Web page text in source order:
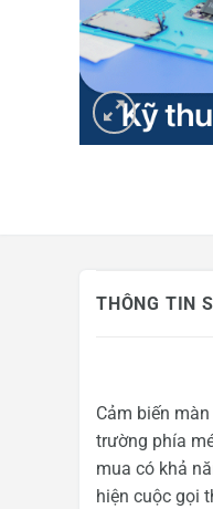
Mua hàng trả
Tin công nghệ
Khuyến mãi
THÔNG TIN
Cảm biến
trường phía
mua có khả
hiện cuộc gọi